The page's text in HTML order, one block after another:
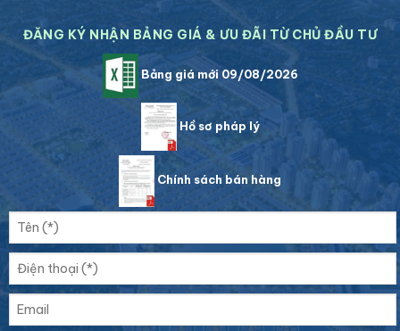
ĐĂNG KÝ NHẬN BẢNG GIÁ & ƯU ĐÃI TỪ CHỦ ĐẦU TƯ
Bảng giá mới 09/08/2026
Hồ sơ pháp lý
Chính sách bán hàng